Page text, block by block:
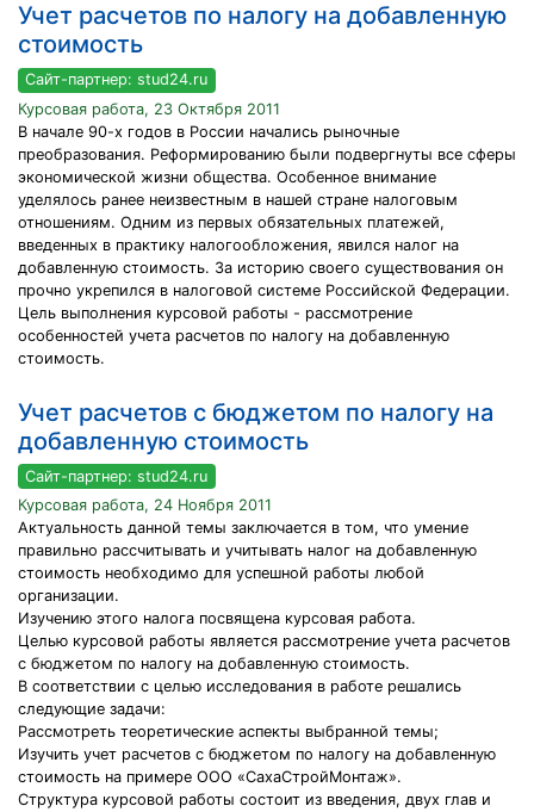
Учет расчетов по налогу на добавленную
стоимость
Сайт-партнер: stud24.ru
Курсовая работа, 23 Октября 2011
В начале 90-х годов в России начались рыночные
преобразования. Реформированию были подвергнуты все сферы
экономической жизни общества. Особенное внимание
уделялось ранее неизвестным в нашей стране налоговым
отношениям. Одним из первых обязательных платежей,
введенных в практику налогообложения, явился налог на
добавленную стоимость. За историю своего существования он
прочно укрепился в налоговой системе Российской Федерации.
Цель выполнения курсовой работы - рассмотрение
особенностей учета расчетов по налогу на добавленную
стоимость.
Учет расчетов с бюджетом по налогу на
добавленную стоимость
Сайт-партнер: stud24.ru
Курсовая работа, 24 Ноября 2011
Актуальность данной темы заключается в том, что умение
правильно рассчитывать и учитывать налог на добавленную
стоимость необходимо для успешной работы любой
организации.
Изучению этого налога посвящена курсовая работа.
Целью курсовой работы является рассмотрение учета расчетов
с бюджетом по налогу на добавленную стоимость.
В соответствии с целью исследования в работе решались
следующие задачи:
Рассмотреть теоретические аспекты выбранной темы;
Изучить учет расчетов с бюджетом по налогу на добавленную
стоимость на примере ООО «СахаСтройМонтаж».
Структура курсовой работы состоит из введения, двух глав и